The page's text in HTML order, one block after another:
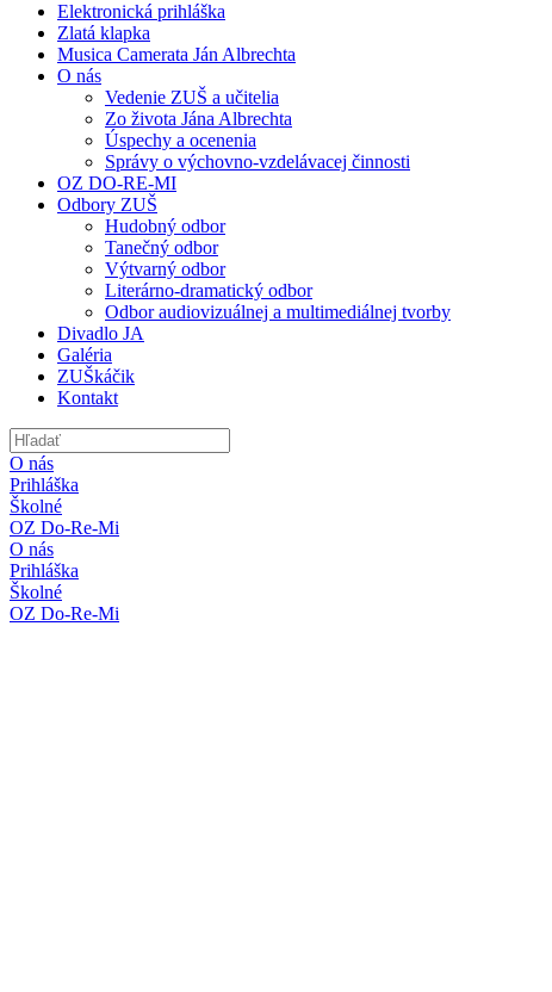
Elektronická prihláška
Zlatá klapka
Musica Camerata Ján Albrechta
O nás
Vedenie ZUŠ a učitelia
Zo života Jána Albrechta
Úspechy a ocenenia
Správy o výchovno-vzdelávacej činnosti
OZ DO-RE-MI
Odbory ZUŠ
Hudobný odbor
Tanečný odbor
Výtvarný odbor
Literárno-dramatický odbor
Odbor audiovizuálnej a multimediálnej tvorby
Divadlo JA
Galéria
ZUŠkáčik
Kontakt
O nás
Prihláška
Školné
OZ Do-Re-Mi
O nás
Prihláška
Školné
OZ Do-Re-Mi